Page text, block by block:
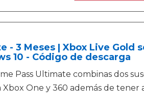
- 3 Meses | Xbox Live Gold
10 - Código de descarga
Pass Ultimate combinas dos
One y 360 además de tener